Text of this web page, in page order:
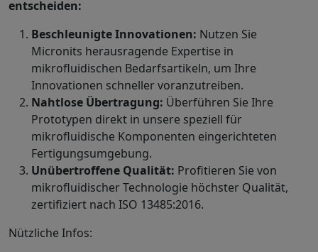
entscheiden:
Beschleunigte Innovationen: Nutzen Sie
Micronits herausragende Expertise in
mikrofluidischen Bedarfsartikeln, um Ihre
Innovationen schneller voranzutreiben.
Nahtlose Übertragung: Überführen Sie Ihre
Prototypen direkt in unsere speziell für
mikrofluidische Komponenten eingerichteten
Fertigungsumgebung.
Unübertroffene Qualität: Profitieren Sie von
mikrofluidischer Technologie höchster Qualität,
zertifiziert nach ISO 13485:2016.
Nützliche Infos: